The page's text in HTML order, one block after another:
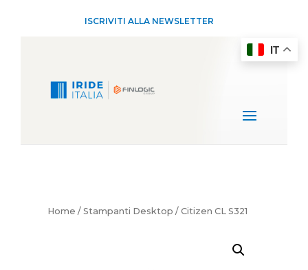
ISCRIVITI ALLA NEWSLETTER
Home / Stampanti Desktop / Citizen CL S321
IT